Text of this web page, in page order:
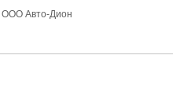
ООО Авто-Дион